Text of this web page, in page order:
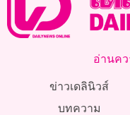
อ่านคว
ข่าวเดลินิวส์
บทความ